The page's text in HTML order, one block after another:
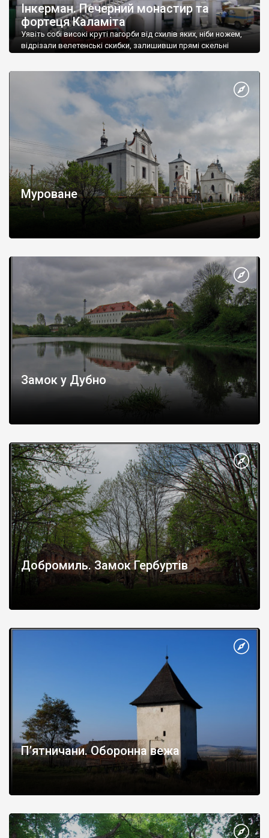
Інкерман. Печерний монастир та
фортеця Каламіта
Уявіть собі високі круті пагорби від схилів яких, ніби ножем,
відрізали велетенські скибки, залишивши прямі скельні
Муроване
Замок у Дубно
Добромиль. Замок Гербуртів
П’ятничани. Оборонна вежа